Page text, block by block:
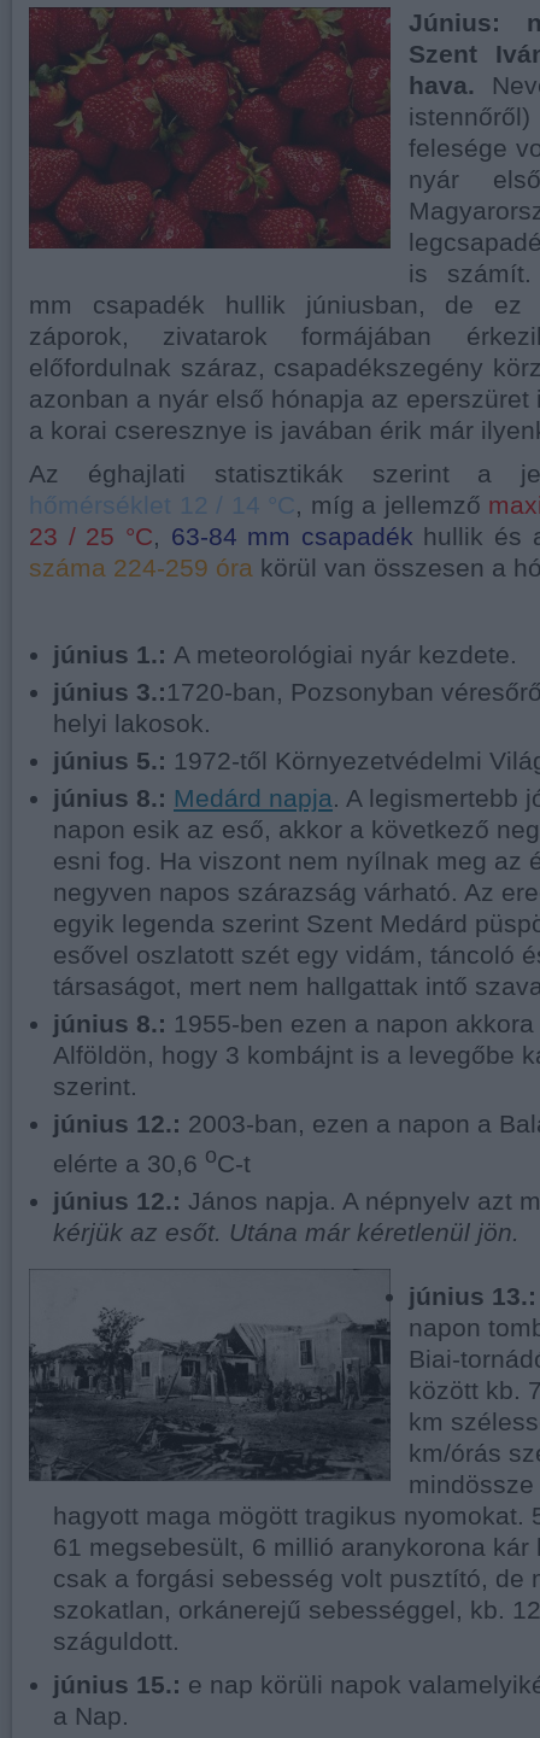
Június:
Szent
hava.
felesége
nyár
is számít.
mm csapadék hullik júniusban, de ez
záporok, zivatarok formájában
előfordulnak száraz, csapadékszegény
azonban a nyár első hónapja az
a korai cseresznye is javában érik már
Az éghajlati statisztikák szerint a
hőmérséklet 12 / 14 °C, míg a jellemző
23 / 25 °C, 63-84 mm csapadék hullik és
száma 224-259 óra körül van összesen a
június 1.: A meteorológiai nyár kezdete.
június 3.:1720-ban, Pozsonyban
helyi lakosok.
június 5.: 1972-től Környezetvédelmi
június 8.: Medárd napja. A legismertebb
napon esik az eső, akkor a következő
esni fog. Ha viszont nem nyílnak meg az
negyven napos szárazság várható. Az
egyik legenda szerint Szent Medárd
esővel oszlatott szét egy vidám, táncoló
társaságot, mert nem hallgattak intő
június 8.: 1955-ben ezen a napon
Alföldön, hogy 3 kombájnt is a levegőbe
szerint.
június 12.: 2003-ban, ezen a napon a
elérte a 30,6 oC-t
június 12.: János napja. A népnyelv azt
kérjük az esőt. Utána már kéretlenül jön.
június 13.:
napon
Biai-
között kb.
km
km/órás
hagyott maga mögött tragikus nyomokat.
61 megsebesült, 6 millió aranykorona kár
csak a forgási sebesség volt pusztító, de
szokatlan, orkánerejű sebességgel, kb.
száguldott.
június 15.: e nap körüli napok
a Nap.